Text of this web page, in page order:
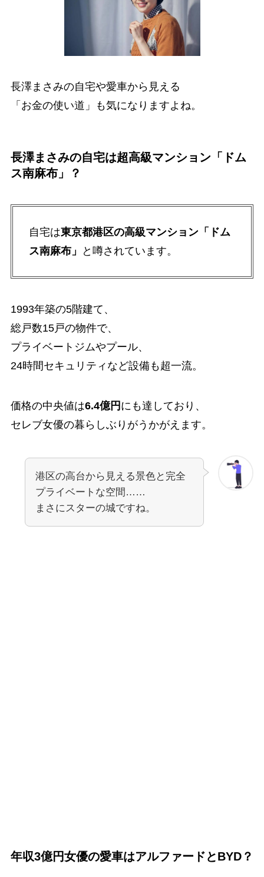
長澤まさみの自宅や愛車から見える
「お金の使い道」も気になりますよね。
長澤まさみの自宅は超高級マンション「ドム
ス南麻布」？
自宅は東京都港区の高級マンション「ドム
ス南麻布」
と噂されています。
1993年築の5階建て、
総戸数15戸の物件で、
プライベートジムやプール、
24時間セキュリティなど設備も超一流。
価格の中央値は6.4億円 にも達しており、
セレブ女優の暮らしぶりがうかがえます。
港区の高台から見える景色と完全
プライベートな空間……
まさにスターの城ですね。
年収3億円女優の愛車はアルファードとBYD？